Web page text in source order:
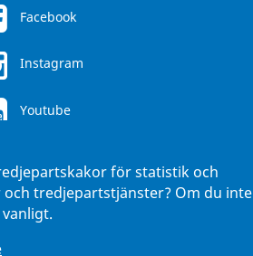
för statistik och
tredjepartstjänster? Om du inte
Facebook
Instagram
Youtube